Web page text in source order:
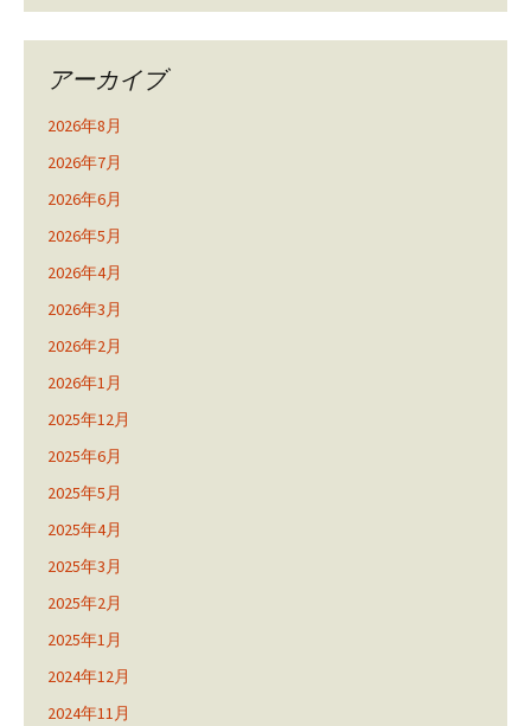
アーカイブ
2026年8月
2026年7月
2026年6月
2026年5月
2026年4月
2026年3月
2026年2月
2026年1月
2025年12月
2025年6月
2025年5月
2025年4月
2025年3月
2025年2月
2025年1月
2024年12月
2024年11月